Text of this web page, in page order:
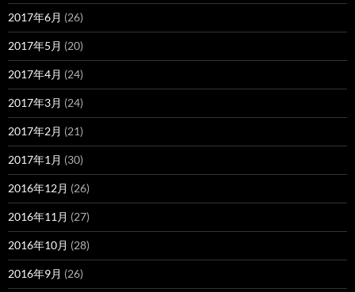
2017年6月 (26)
2017年5月 (20)
2017年4月 (24)
2017年3月 (24)
2017年2月 (21)
2017年1月 (30)
2016年12月 (26)
2016年11月 (27)
2016年10月 (28)
2016年9月 (26)